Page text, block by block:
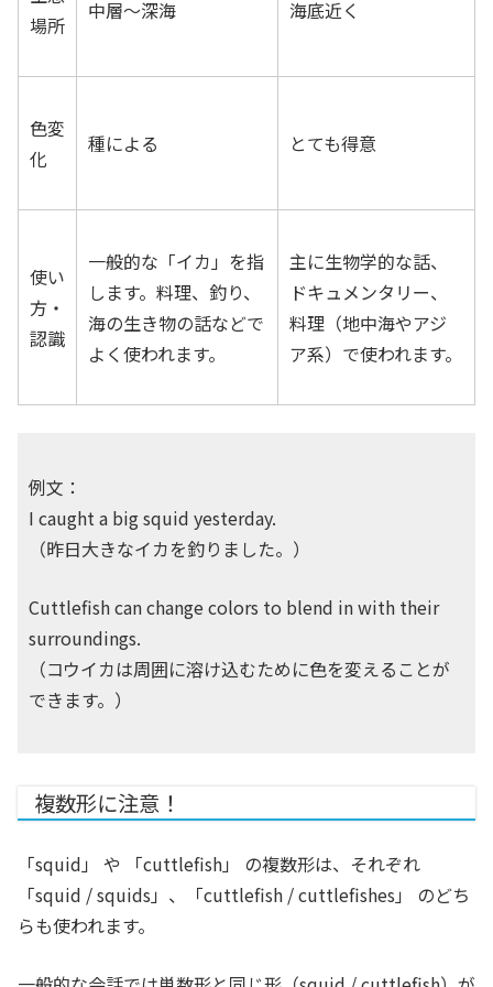
場所
中層〜深海 海底近く
色変
化
種による とても得意
使い
方・
認識
一般的な「イカ」を指
します。料理、釣り、
海の生き物の話などで
よく使われます。
主に生物学的な話、
ドキュメンタリー、
料理（地中海やアジ
ア系）で使われます。
例文：
I caught a big squid yesterday.
（昨日大きなイカを釣りました。）
Cuttlefish can change colors to blend in with their
surroundings.
（コウイカは周囲に溶け込むために色を変えることが
できます。）
複数形に注意！
「squid」 や 「cuttlefish」 の複数形は、それぞれ
「squid / squids」、「cuttlefish / cuttlefishes」 のどち
らも使われます。